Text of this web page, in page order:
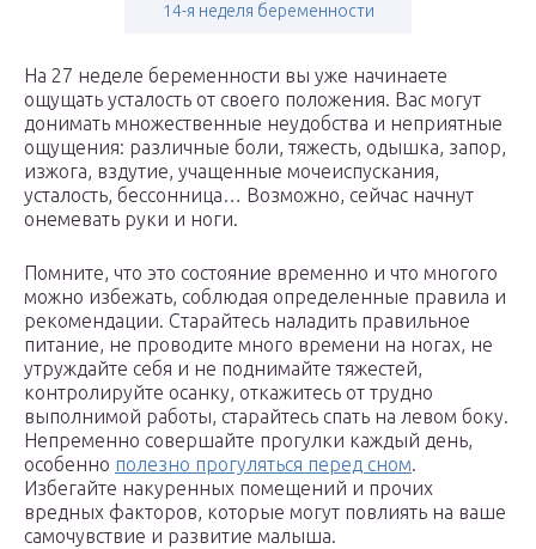
14-я неделя беременности
На 27 неделе беременности вы уже начинаете
ощущать усталость от своего положения. Вас могут
донимать множественные неудобства и неприятные
ощущения: различные боли, тяжесть, одышка, запор,
изжога, вздутие, учащенные мочеиспускания,
усталость, бессонница… Возможно, сейчас начнут
онемевать руки и ноги.
Помните, что это состояние временно и что многого
можно избежать, соблюдая определенные правила и
рекомендации. Старайтесь наладить правильное
питание, не проводите много времени на ногах, не
утруждайте себя и не поднимайте тяжестей,
контролируйте осанку, откажитесь от трудно
выполнимой работы, старайтесь спать на левом боку.
Непременно совершайте прогулки каждый день,
особенно полезно прогуляться перед сном.
Избегайте накуренных помещений и прочих
вредных факторов, которые могут повлиять на ваше
самочувствие и развитие малыша.